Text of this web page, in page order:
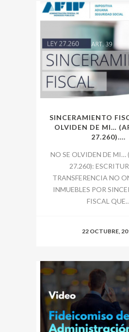
SINCERAMIENTO
OLVIDEN DE MI…
27.260)....
NO SE OLVIDEN DE MI…
27.260):
TRANSFERENCIA NO
INMUEBLES POR
FISCAL
22 OCTUBRE,